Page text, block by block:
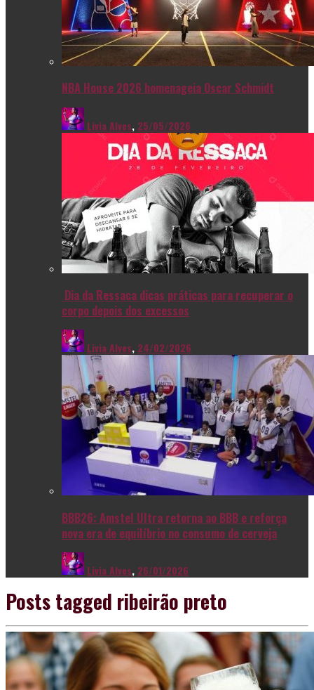
NBA House 2026 homenageia Oscar Schmidt
Livia Alves, 25/05/2026
Dia da Ressaca dicas práticas para recuperar o
corpo depois dos excessos
Livia Alves, 24/02/2026
BBB26: Amstel Ultra retorna ao BBB e reforça
nova era de equilíbrio no consumo de cerveja
Livia Alves, 26/01/2026
Posts tagged ribeirão preto